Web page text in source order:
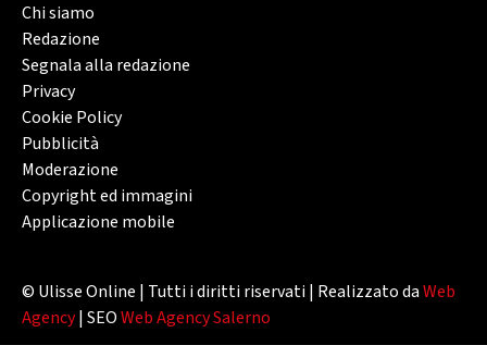
Chi siamo
Redazione
Segnala alla redazione
Privacy
Cookie Policy
Pubblicità
Moderazione
Copyright ed immagini
Applicazione mobile
© Ulisse Online | Tutti i diritti riservati | Realizzato daWeb
Agency| SEOWeb Agency Salerno